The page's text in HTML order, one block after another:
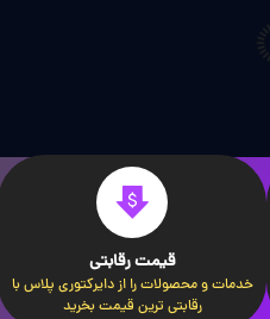
قیمت رقابتی
خدمات و محصولات را از دایرکتوری پلاس با
رقابتی ترین قیمت بخرید